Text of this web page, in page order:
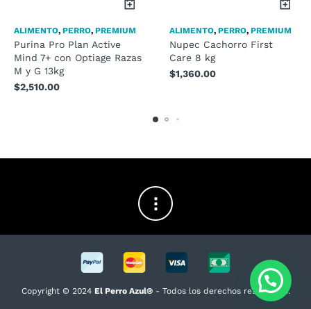
ALIMENTO, PERRO, PREMIUM
Purina Pro Plan Active
Mind 7+ con Optiage Razas
M y G 13kg
$2,510.00
ALIMENTO, PERRO, PREMIUM
Nupec Cachorro First
Care 8 kg
$1,360.00
Copyright © 2024 El Perro Azul®- Todos los derechos reservados.